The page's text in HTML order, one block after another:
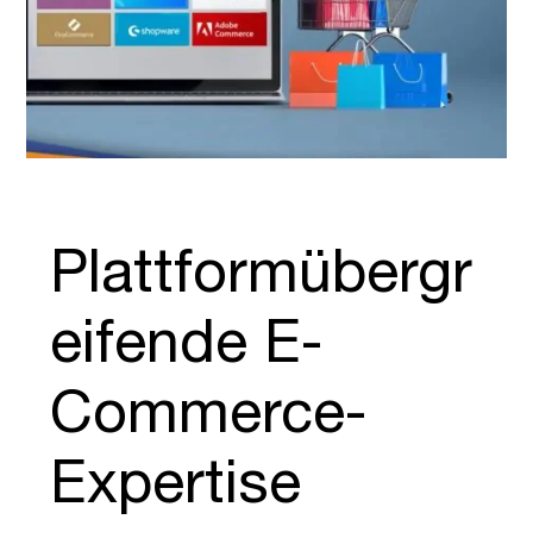
Plattformübergr
eifende E-
Commerce-
Expertise